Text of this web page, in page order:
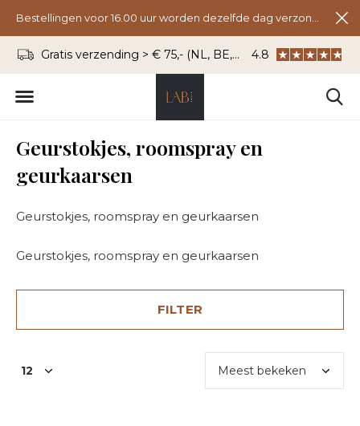
Gratis verzending > € 75,- (NL, BE, DU) WhatsApp: 06 -
4.8
Geurstokjes, roomspray en
geurkaarsen
Geurstokjes, roomspray en geurkaarsen
Geurstokjes, roomspray en geurkaarsen
FILTER